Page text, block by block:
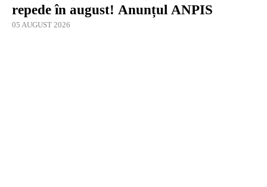
repede în august! Anunțul ANPIS
05 AUGUST 2026